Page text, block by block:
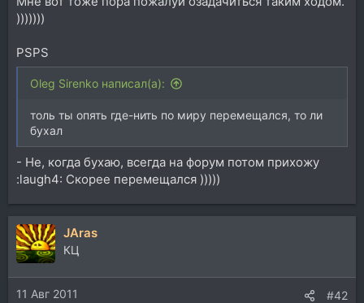
)))))))
PSPS
Oleg Sirenko написал(а):
толь ты опять где-нить по миру перемещался, то ли
бухал
- Не, когда бухаю, всегда на форум потом прихожу
:laugh4: Скорее перемещался )))))
JAras
КЦ
11 Авг 2011 #42